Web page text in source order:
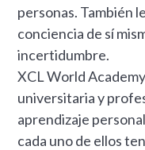
personas. También
conciencia de sí
incertidumbre.
XCL World
universitaria y
aprendizaje
cada uno de ellos